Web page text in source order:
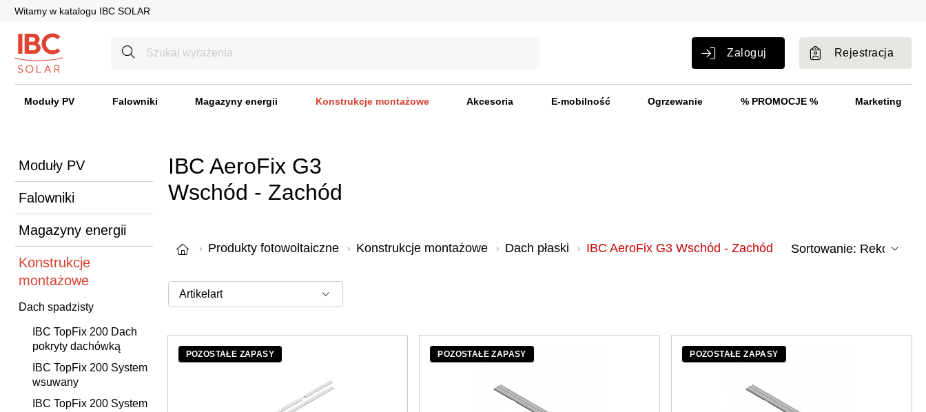
Witamy w katalogu IBC SOLAR
Zaloguj Rejestracja
Moduły PV Falowniki Magazyny energii Konstrukcje montażowe Akcesoria E-mobilność Ogrzewanie % PROMOCJE % Marketing
Moduły PV
Falowniki
Magazyny energii
Konstrukcje
montażowe
Dach spadzisty
IBC TopFix 200 Dach
pokryty dachówką
IBC TopFix 200 System
wsuwany
IBC TopFix 200 System
IBC AeroFix G3
Wschód - Zachód
Produkty fotowoltaiczne Konstrukcje montażowe Dach płaski IBC AeroFix G3 Wschód - Zachód
POZOSTAŁE ZAPASY POZOSTAŁE ZAPASY POZOSTAŁE ZAPASY